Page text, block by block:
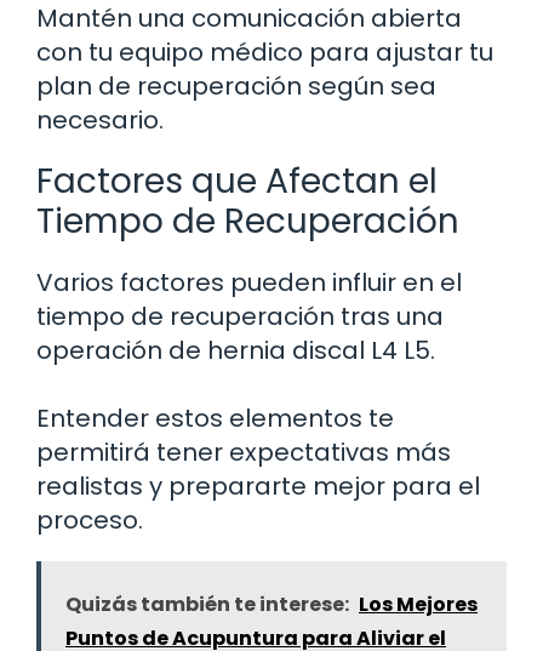
Mantén una comunicación abierta
con tu equipo médico para ajustar tu
plan de recuperación según sea
necesario.
Factores que Afectan el
Tiempo de Recuperación
Varios factores pueden influir en el
tiempo de recuperación tras una
operación de hernia discal L4 L5.
Entender estos elementos te
permitirá tener expectativas más
realistas y prepararte mejor para el
proceso.
Quizás también te interese: Los Mejores
Puntos de Acupuntura para Aliviar el